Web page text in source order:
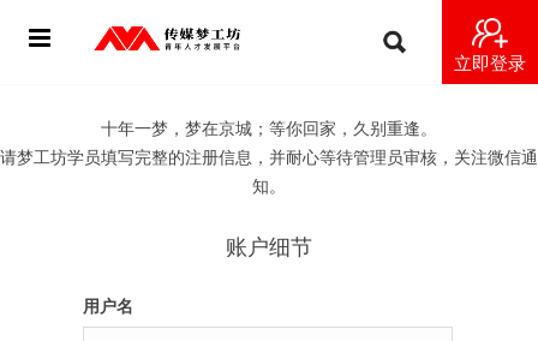
立即登录
十年一梦，梦在京城；等你回家，久别重逢。
请梦工坊学员填写完整的注册信息，并耐心等待管理员审核，关注微信通
知。
账户细节
用户名